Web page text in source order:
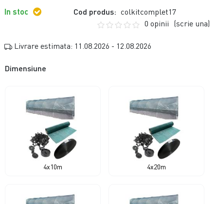
In stoc Cod produs: colkitcomplet17
0 opinii (scrie una)
Livrare estimata: 11.08.2026 - 12.08.2026
Dimensiune
4x10m 4x20m